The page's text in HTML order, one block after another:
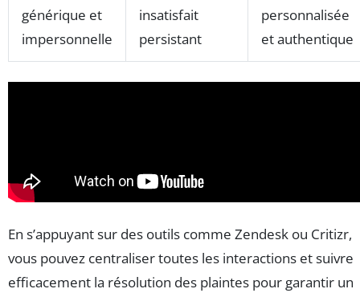
générique et
impersonnelle
insatisfait
persistant
personnalisée
et authentique
En s’appuyant sur des outils comme Zendesk ou Critizr,
vous pouvez centraliser toutes les interactions et suivre
efficacement la résolution des plaintes pour garantir un